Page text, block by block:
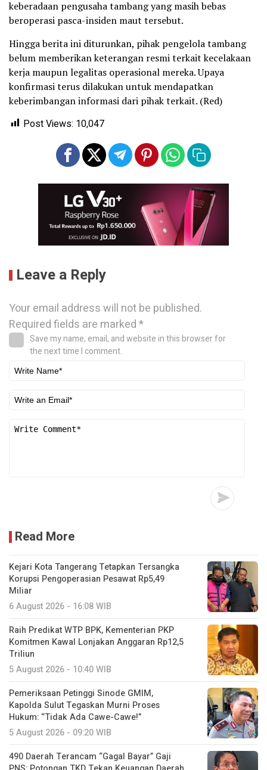
keberadaan pengusaha tambang yang masih bebas
beroperasi pasca-insiden maut tersebut.
Hingga berita ini diturunkan, pihak pengelola tambang
belum memberikan keterangan resmi terkait kecelakaan
kerja maupun legalitas operasional mereka. Upaya
konfirmasi terus dilakukan untuk mendapatkan
keberimbangan informasi dari pihak terkait. (Red)
Post Views: 10,047
Leave a Reply
Your email address will not be published.
Required fields are marked*
Save my name, email, and website in this browser for
the next time I comment.
Read More
Kejari Kota Tangerang Tetapkan Tersangka
Korupsi Pengoperasian Pesawat Rp5,49
Miliar
6 August 2026 - 16:08 WIB
Raih Predikat WTP BPK, Kementerian PKP
Komitmen Kawal Lonjakan Anggaran Rp12,5
Triliun
5 August 2026 - 10:40 WIB
Pemeriksaan Petinggi Sinode GMIM,
Kapolda Sulut Tegaskan Murni Proses
Hukum: “Tidak Ada Cawe-Cawe!”
5 August 2026 - 09:20 WIB
490 Daerah Terancam “Gagal Bayar” Gaji